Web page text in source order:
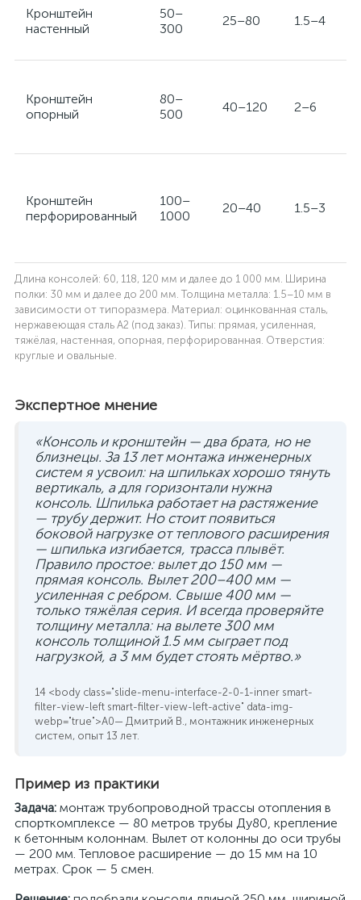
Кронштейн
настенный
50–
300
25–80 1.5–4
Кронштейн
опорный
80–
500
40–120 2–6
Кронштейн
перфорированный
100–
1000
20–40 1.5–3
Длина консолей: 60, 118, 120 мм и далее до 1 000 мм. Ширина
полки: 30 мм и далее до 200 мм. Толщина металла: 1.5–10 мм в
зависимости от типоразмера. Материал: оцинкованная сталь,
нержавеющая сталь A2 (под заказ). Типы: прямая, усиленная,
тяжёлая, настенная, опорная, перфорированная. Отверстия:
круглые и овальные.
Экспертное мнение
«Консоль и кронштейн — два брата, но не
близнецы. За 13 лет монтажа инженерных
систем я усвоил: на шпильках хорошо тянуть
вертикаль, а для горизонтали нужна
консоль. Шпилька работает на растяжение
— трубу держит. Но стоит появиться
боковой нагрузке от теплового расширения
— шпилька изгибается, трасса плывёт.
Правило простое: вылет до 150 мм —
прямая консоль. Вылет 200–400 мм —
усиленная с ребром. Свыше 400 мм —
только тяжёлая серия. И всегда проверяйте
толщину металла: на вылете 300 мм
консоль толщиной 1.5 мм сыграет под
нагрузкой, а 3 мм будет стоять мёртво.»
— Дмитрий В., монтажник инженерных
систем, опыт 13 лет.
Пример из практики
Задача: монтаж трубопроводной трассы отопления в
спорткомплексе — 80 метров трубы Ду80, крепление
к бетонным колоннам. Вылет от колонны до оси трубы
— 200 мм. Тепловое расширение — до 15 мм на 10
метрах. Срок — 5 смен.